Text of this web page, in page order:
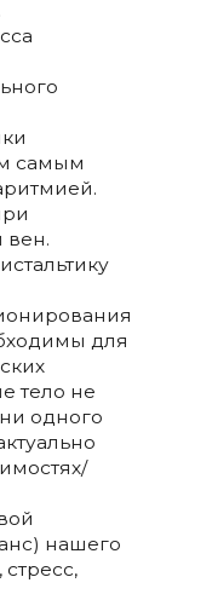
самым
вен.
для
тело не
одного
нашего